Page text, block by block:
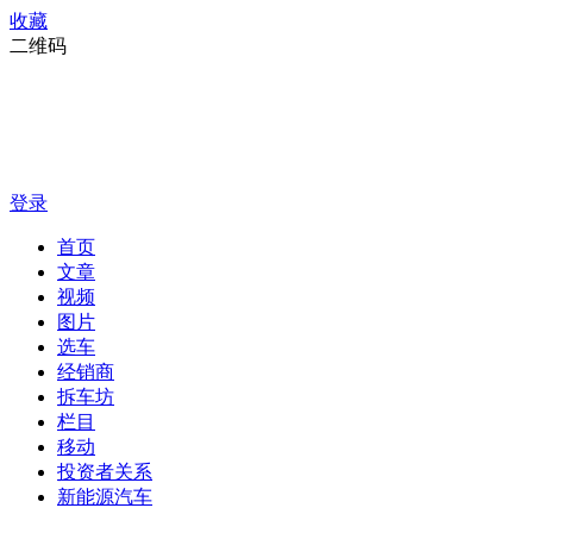
收藏
二维码
登录
首页
文章
视频
图片
选车
经销商
拆车坊
栏目
移动
投资者关系
新能源汽车